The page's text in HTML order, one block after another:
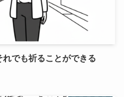
でも祈ることができる